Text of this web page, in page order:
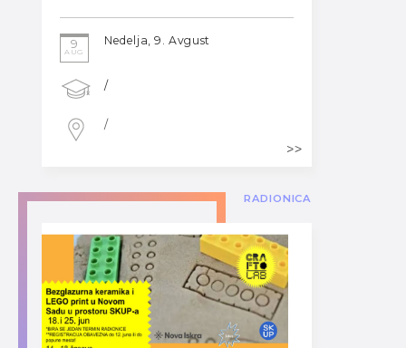
9
AUG
Nedelja, 9. Avgust
/
/
RADIONICA